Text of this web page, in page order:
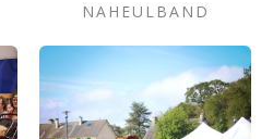
NAHEULBAND